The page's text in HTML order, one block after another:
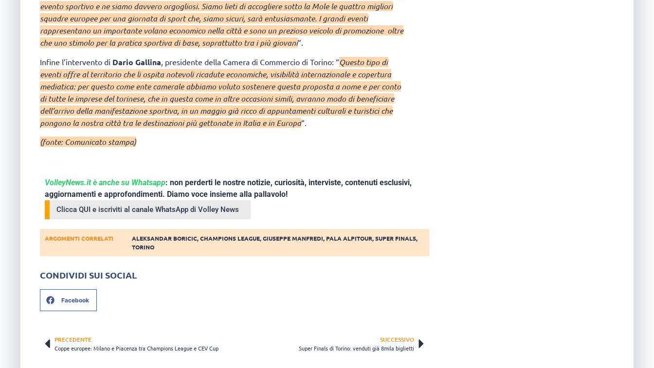
evento sportivo e ne siamo davvero orgogliosi. Siamo lieti di accogliere sotto la Mole le quattro migliori
squadre europee per una giornata di sport che, siamo sicuri, sarà entusiasmante. I grandi eventi
rappresentano un importante volano economico nella città e sono un prezioso veicolo di promozione oltre
che uno stimolo per la pratica sportiva di base, soprattutto tra i più giovani“.
Infine l’intervento di Dario Gallina , presidente della Camera di Commercio di Torino: “Questo tipo di
eventi offre al territorio che li ospita notevoli ricadute economiche, visibilità internazionale e copertura
mediatica: per questo come ente camerale abbiamo voluto sostenere questa proposta a nome e per conto
di tutte le imprese del torinese, che in questa come in altre occasioni simili, avranno modo di beneficiare
dell’arrivo della manifestazione sportiva, in un maggio già ricco di appuntamenti culturali e turistici che
pongono la nostra città tra le destinazioni più gettonate in Italia e in Europa“.
(fonte: Comunicato stampa)
VolleyNews.it è anche su Whatsapp: non perderti le nostre notizie, curiosità, interviste, contenuti esclusivi,
aggiornamenti e approfondimenti. Diamo voce insieme alla pallavolo!
Clicca QUI e iscriviti al canale WhatsApp di Volley News
ARGOMENTI CORRELATI ALEKSANDAR BORICIC,CHAMPIONS LEAGUE,GIUSEPPE MANFREDI, PALA ALPITOUR,SUPER FINALS,
TORINO
CONDIVIDI SUI SOCIAL
Facebook
PRECEDENTE
Coppe europee: Milano e Piacenza tra Champions League e CEV Cup
SUCCESSIVO
Super Finals di Torino: venduti già 8mila biglietti